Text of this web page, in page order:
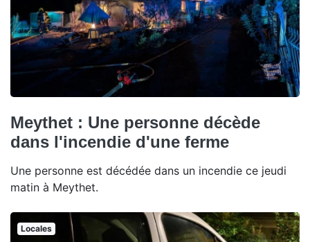
Meythet : Une personne décède
dans l'incendie d'une ferme
Une personne est décédée dans un incendie ce jeudi
matin à Meythet.
Locales